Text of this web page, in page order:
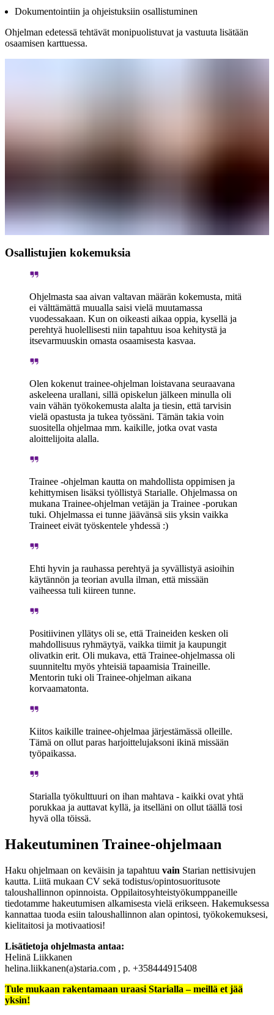
Dokumentointiin ja ohjeistuksiin osallistuminen
Ohjelman edetessä tehtävät monipuolistuvat ja vastuuta lisätään
osaamisen karttuessa.
Osallistujien kokemuksia
Ohjelmasta saa aivan valtavan määrän kokemusta, mitä
ei välttämättä muualla saisi vielä muutamassa
vuodessakaan. Kun on oikeasti aikaa oppia, kysellä ja
perehtyä huolellisesti niin tapahtuu isoa kehitystä ja
itsevarmuuskin omasta osaamisesta kasvaa.
Olen kokenut trainee-ohjelman loistavana seuraavana
askeleena urallani, sillä opiskelun jälkeen minulla oli
vain vähän työkokemusta alalta ja tiesin, että tarvisin
vielä opastusta ja tukea työssäni. Tämän takia voin
suositella ohjelmaa mm. kaikille, jotka ovat vasta
aloittelijoita alalla.
Trainee -ohjelman kautta on mahdollista oppimisen ja
kehittymisen lisäksi työllistyä Starialle. Ohjelmassa on
mukana Trainee-ohjelman vetäjän ja Trainee -porukan
tuki. Ohjelmassa ei tunne jäävänsä siis yksin vaikka
Traineet eivät työskentele yhdessä :)
Ehti hyvin ja rauhassa perehtyä ja syvällistyä asioihin
käytännön ja teorian avulla ilman, että missään
vaiheessa tuli kiireen tunne.
Positiivinen yllätys oli se, että Traineiden kesken oli
mahdollisuus ryhmäytyä, vaikka tiimit ja kaupungit
olivatkin erit. Oli mukava, että Trainee-ohjelmassa oli
suunniteltu myös yhteisiä tapaamisia Traineille.
Mentorin tuki oli Trainee-ohjelman aikana
korvaamatonta.
Kiitos kaikille trainee-ohjelmaa järjestämässä olleille.
Tämä on ollut paras harjoittelujaksoni ikinä missään
työpaikassa.
Starialla työkulttuuri on ihan mahtava - kaikki ovat yhtä
porukkaa ja auttavat kyllä, ja itselläni on ollut täällä tosi
hyvä olla töissä.
Hakeutuminen Trainee-ohjelmaan
Haku ohjelmaan on keväisin ja tapahtuu vain Starian nettisivujen
kautta. Liitä mukaan CV sekä todistus/opintosuoritusote
taloushallinnon opinnoista. Oppilaitosyhteistyökumppaneille
tiedotamme hakeutumisen alkamisesta vielä erikseen. Hakemuksessa
kannattaa tuoda esiin taloushallinnon alan opintosi, työkokemuksesi,
kielitaitosi ja motivaatiosi!
Lisätietoja ohjelmasta antaa:
Helinä Liikkanen
helina.liikkanen(a)staria.com , p. +358444915408
Tule mukaan rakentamaan uraasi Starialla – meillä et jää
yksin!